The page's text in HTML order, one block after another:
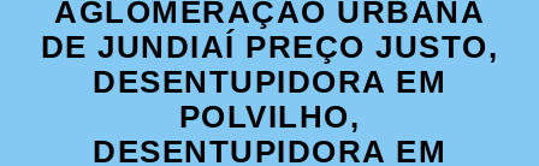
AGLOMERAÇÃO URBANA
DE JUNDIAÍ PREÇO JUSTO,
DESENTUPIDORA EM
POLVILHO,
DESENTUPIDORA EM